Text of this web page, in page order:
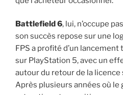
Battlefield 6, lui, n’occupe
son succès repose sur une
FPS a profité d’un
sur PlayStation 5, avec un
autour du retour de la licence
Après plusieurs années où le